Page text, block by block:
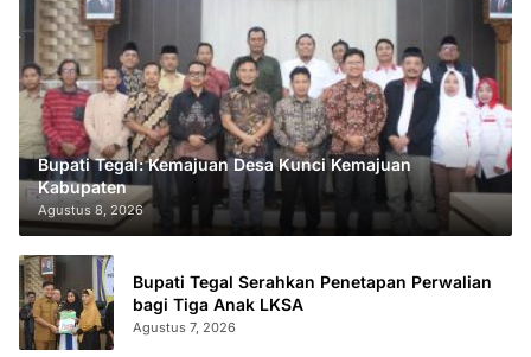
Bupati Tegal: Kemajuan Desa Kunci Kemajuan
Kabupaten
Agustus 8, 2026
Bupati Tegal Serahkan Penetapan Perwalian
bagi Tiga Anak LKSA
Agustus 7, 2026